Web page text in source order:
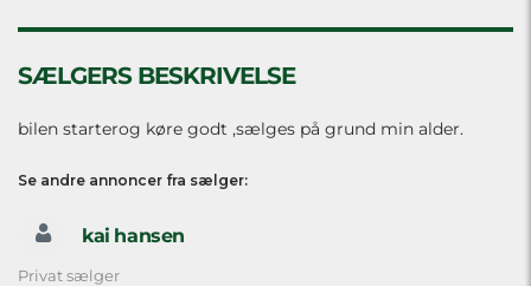
SÆLGERS BESKRIVELSE
bilen starterog køre godt ,sælges på grund min alder.
Se andre annoncer fra sælger:
kai hansen
Privat sælger